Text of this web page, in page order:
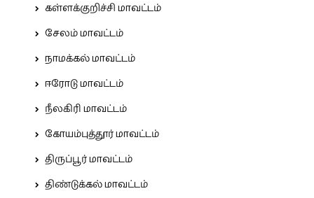
கள்ளக்குறிச்சி மாவட்டம்
சேலம் மாவட்டம்
நாமக்கல் மாவட்டம்
ஈரோடு மாவட்டம்
நீலகிரி மாவட்டம்
கோயம்புத்தூர் மாவட்டம்
திருப்பூர் மாவட்டம்
திண்டுக்கல் மாவட்டம்